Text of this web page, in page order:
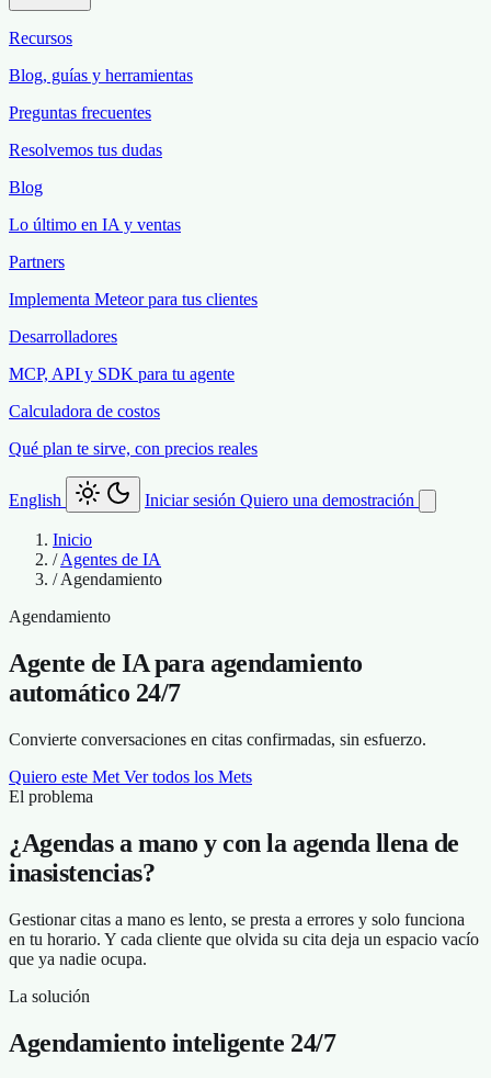
Recursos
Blog, guías y herramientas
Preguntas frecuentes
Resolvemos tus dudas
Blog
Lo último en IA y ventas
Partners
Implementa Meteor para tus clientes
Desarrolladores
MCP, API y SDK para tu agente
Calculadora de costos
Qué plan te sirve, con precios reales
English Iniciar sesión Quiero una demostración
Inicio
/Agentes de IA
/ Agendamiento
Agendamiento
Agente de IA para agendamiento
automático 24/7
Convierte conversaciones en citas confirmadas, sin esfuerzo.
Quiero este Met Ver todos los Mets
El problema
¿Agendas a mano y con la agenda llena de
inasistencias?
Gestionar citas a mano es lento, se presta a errores y solo funciona
en tu horario. Y cada cliente que olvida su cita deja un espacio vacío
que ya nadie ocupa.
La solución
Agendamiento inteligente 24/7